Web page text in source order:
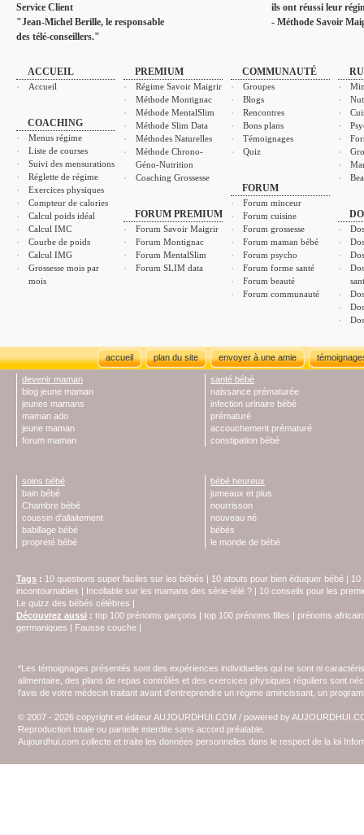
Service Client
"Jean-Michel Berille, le responsable
des télé-conseillers."
ils ont réussi leur
- Méthode Savoir
ACCUEIL
Accueil
COACHING
Menus régime
Liste de courses
Suivi des mensurations
Réglette de régime
Exercices physiques
Compteur de calories
Calcul poids idéal
Calcul IMC
Courbe de poids
Calcul IMG
Grossesse mois par
mois
PREMIUM
Régime Savoir Maigrir
Méthode Montignac
Méthode MentalSlim
Méthode Slim Data
Méthodes Naturelles
Méthode Chrono-
Géno-Nutrition
Coaching Grossesse
FORUM PREMIUM
Forum Savoir Maigrir
Forum Montignac
Forum MentalSlim
Forum SLIM data
COMMUNAUTÉ
Groupes
Blogs
Rencontres
Bons plans
Témoignages
Quiz
FORUM
Forum minceur
Forum cuisine
Forum grossesse
Forum maman bébé
Forum psycho
Forum forme santé
Forum beauté
Forum communauté
accueil plan du site envoyer à une amie
devenir maman
blog jeune maman
jeunes mamans
maman ado
jeune maman
forum maman
santé bébé
naissance prématurée
infection urinaire bébé
prématuré
accouchement prématuré
constipation bébé
soins bébé
bain bébé
Chambre bébé
coussin d'allaitement
babillage bébé
propreté bébé
bébé heureux
jumeaux et plus
nourrisson
nouveau né
bébés
le monde de bébé
Tags : 10 questions super faciles sur les bébés | 10 atouts pour bien éduquer bébé | 10
incontournables | Incollable sur les mamans des série-télé ? | 10 conseils pour les
Le quizz des bébés célèbres |
Découvrez aussi : top 100 prénoms garçons | top 100 prénoms filles | prénoms
germaniques | Fausse couche |
*Les témoignages présentés sont des expériences individuelles qui ne sont ni
alimentaire, des plans de repas contrôlés et des exercices physiques réguliers sont
l'avis de votre médecin traitant avant d'entreprendre un régime amincissant, un
© 2007 - 2026 copyright et éditeur AUJOURDHUI.COM / powered by
Reproduction totale ou partielle interdite sans accord préalable.
Aujourdhui.com collecte et traite les données personnelles dans le respect de la loi